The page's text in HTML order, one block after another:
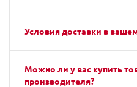
Условия доставки в
Можно ли у вас купить
производителя?